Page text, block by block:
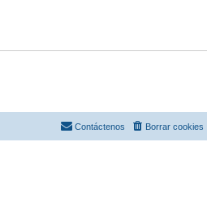
Borrar cookies
Contáctenos